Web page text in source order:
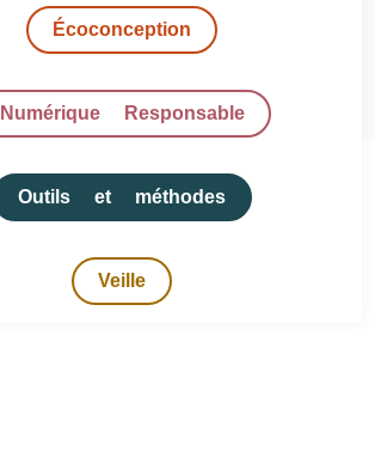
Écoconception
Numérique Responsable
Outils et méthodes
Veille